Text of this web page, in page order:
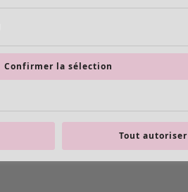
Confirmer la sélection
Tout autoriser